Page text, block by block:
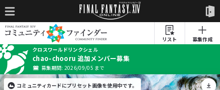
リスト
募集作成
クロスワールドリンクシェル
chao-chooru 追加メンバー募集
募集期間: 2026/09/05 まで
コミュニティカードにプリセット画像を使用中です。